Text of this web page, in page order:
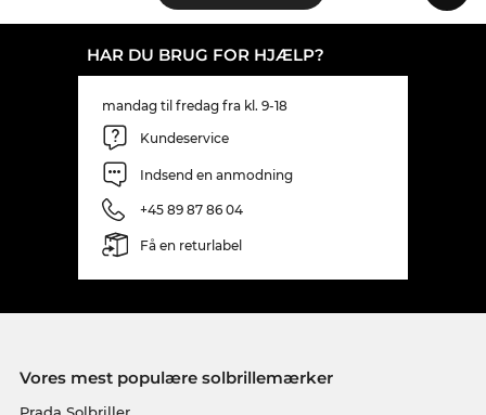
HAR DU BRUG FOR HJÆLP?
mandag til fredag fra kl. 9-18
Kundeservice
Indsend en anmodning
+45 89 87 86 04
Få en returlabel
Vores mest populære solbrillemærker